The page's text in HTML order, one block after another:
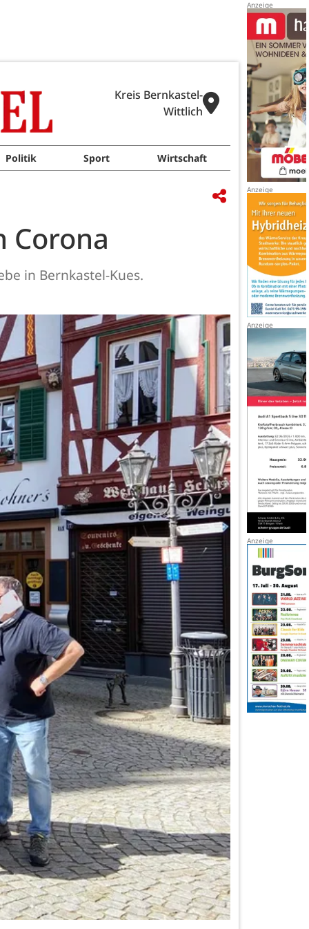
Kreis Bernkastel-
Wittlich
Politik Sport Wirtschaft
Corona
in Bernkastel-Kues.